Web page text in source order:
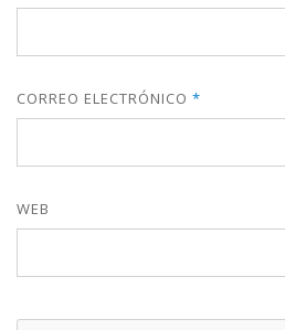
CORREO ELECTRÓNICO *
WEB